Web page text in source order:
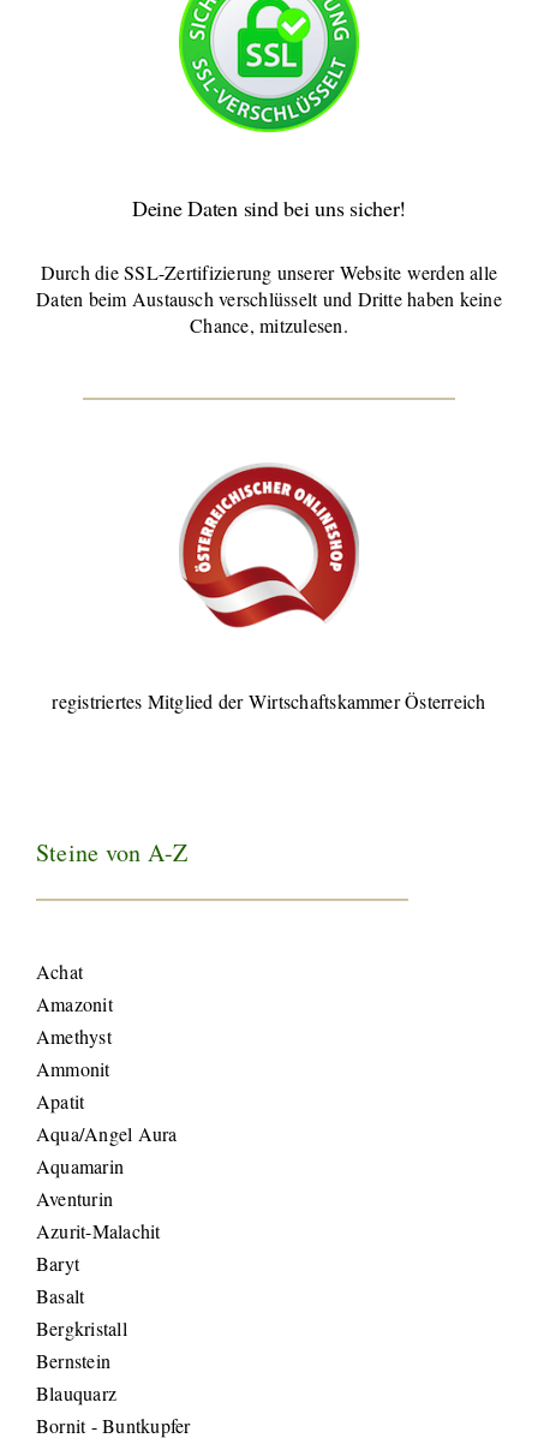
Deine Daten sind bei uns sicher!
Durch die SSL-Zertifizierung unserer Website werden alle
Daten beim Austausch verschlüsselt und Dritte haben keine
Chance, mitzulesen.
registriertes Mitglied der Wirtschaftskammer Österreich
Steine von A-Z
Achat
Amazonit
Amethyst
Ammonit
Apatit
Aqua/Angel Aura
Aquamarin
Aventurin
Azurit-Malachit
Baryt
Basalt
Bergkristall
Bernstein
Blauquarz
Bornit - Buntkupfer